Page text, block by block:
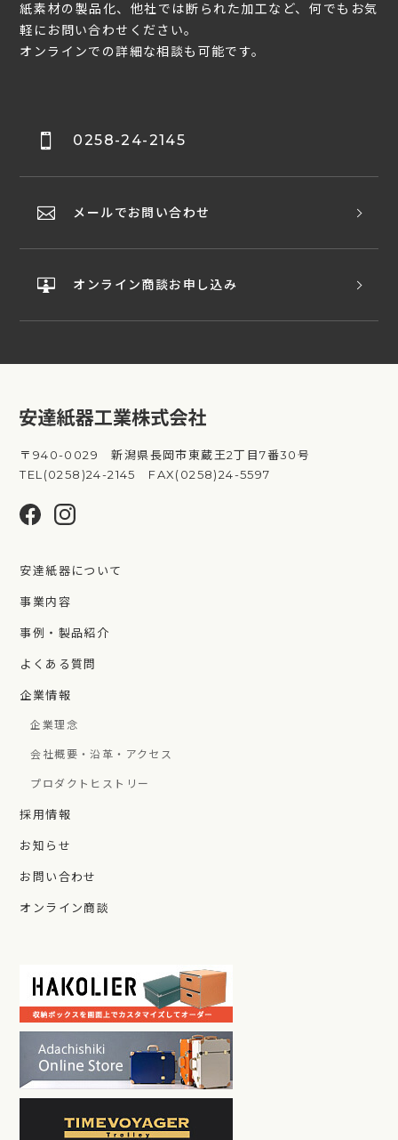
紙素材の製品化、他社では断られた加工など、何でもお気
軽にお問い合わせください。
オンラインでの詳細な相談も可能です。
0258-24-2145
メールでお問い合わせ
オンライン商談お申し込み
〒940-0029 新潟県長岡市東蔵王2丁目7番30号
TEL(0258)24-2145 FAX(0258)24-5597
安達紙器について
事業内容
事例・製品紹介
よくある質問
企業情報
企業理念
会社概要・沿革・アクセス
プロダクトヒストリー
採用情報
お知らせ
お問い合わせ
オンライン商談